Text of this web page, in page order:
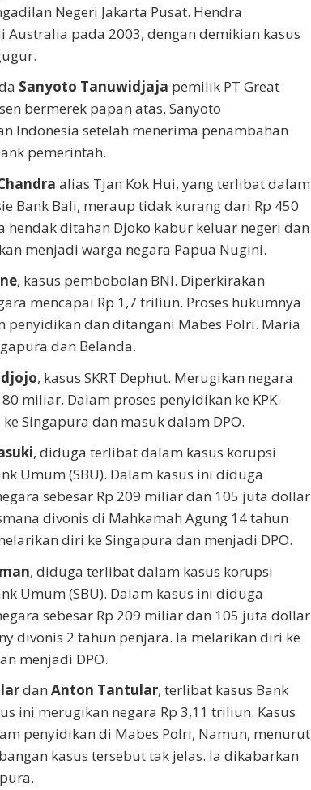
Negeri Jakarta Pusat. Hendra
Australia pada 2003, dengan demikian kasus
Sanyoto Tanuwidjaja pemilik PT Great
bermerek papan atas. Sanyoto
Indonesia setelah menerima penambahan
pemerintah.
alias Tjan Kok Hui, yang terlibat dalam
Bank Bali, meraup tidak kurang dari Rp 450
hendak ditahan Djoko kabur keluar negeri dan
menjadi warga negara Papua Nugini.
, kasus pembobolan BNI. Diperkirakan
mencapai Rp 1,7 triliun. Proses hukumnya
penyidikan dan ditangani Mabes Polri. Maria
dan Belanda.
, kasus SKRT Dephut. Merugikan negara
miliar. Dalam proses penyidikan ke KPK.
Singapura dan masuk dalam DPO.
, diduga terlibat dalam kasus korupsi
Umum (SBU). Dalam kasus ini diduga
sebesar Rp 209 miliar dan 105 juta dollar
divonis di Mahkamah Agung 14 tahun
diri ke Singapura dan menjadi DPO.
, diduga terlibat dalam kasus korupsi
Umum (SBU). Dalam kasus ini diduga
sebesar Rp 209 miliar dan 105 juta dollar
divonis 2 tahun penjara. Ia melarikan diri ke
menjadi DPO.
dan Anton Tantular, terlibat kasus Bank
ini merugikan negara Rp 3,11 triliun. Kasus
penyidikan di Mabes Polri, Namun, menurut
kasus tersebut tak jelas. Ia dikabarkan